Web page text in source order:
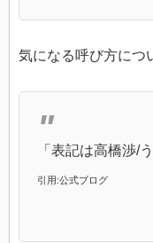
気になる呼び方につ
「表記は高橋渉/
引用:公式ブログ